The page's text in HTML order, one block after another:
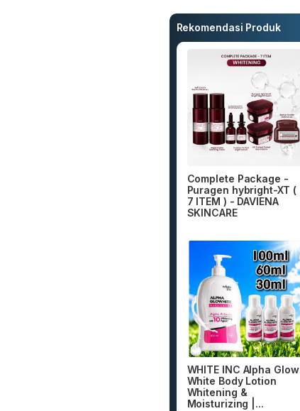
Rekomendasi Produk
Complete Package -
Puragen hybright-XT (
7 ITEM ) - DAVIENA
SKINCARE
WHITE INC Alpha Glow
White Body Lotion
Whitening &
Moisturizing |...